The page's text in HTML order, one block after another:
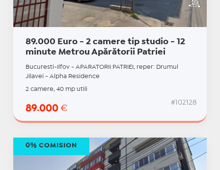
89.000 Euro - 2 camere tip studio - 12
minute Metrou Apărătorii Patriei
Bucuresti-Ilfov - APARATORII PATRIEI, reper: Drumul
Jilavei - Alpha Residence
2 camere, 40 mp utili
89.000 €
#102128
0% COMISION